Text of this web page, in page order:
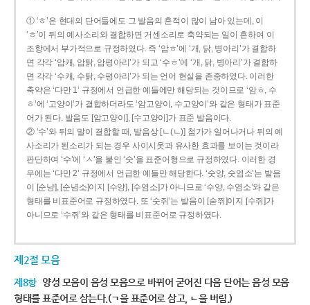
① ‘ㅎ’은 현대의 단어들에도 그 발음의 흔적이 많이 남아 있는데, 이
‘ㅎ’이 뒤의 예사소리와 결합하면 거센소리로 축약되는 일이 흔하여 이
조항에서 부가적으로 규정하였다. 즉 ‘암ㅎ’에 ‘개, 닭, 병아리’가 결합하
면 각각 ‘암캐, 암탉, 암평아리’가 되고 ‘수ㅎ’에 ‘개, 닭, 병아리’가 결합하
면 각각 ‘수캐, 수탉, 수평아리’가 되는 언어 현실을 존중하였다. 이러한
축약은 ‘다만 1’ 규정에서 언급한 예들에만 해당되는 것이므로 ‘암ㅎ, 수
ㅎ’에 ‘고양이’가 결합하더라도 ‘암고양이, 수고양이’와 같은 형태가 표준
어가 된다. 발음도 [암고양이], [수고양이]가 표준 발음이다.
② ‘수’와 뒤의 말이 결합할 때, 발음상 [ㄴ(ㄴ)] 첨가가 일어나거나 뒤의 예
사소리가 된소리가 되는 경우 사이시옷과 유사한 효과를 보이는 것이라
판단하여 ‘수’에 ‘ㅅ’을 붙인 ‘숫’을 표준어형으로 규정하였다. 이러한 경
우에는 ‘다만 2’ 규정에서 언급한 예들만 해당한다. ‘숫양, 숫염소’는 발음
이 [순냥], [순념소]이지 [수양], [수염소]가 아니므로 ‘수양, 수염소’와 같은
형태를 비표준어로 규정하였다. 또 ‘숫쥐’는 발음이 [숟쮜]이지 [수쥐]가
아니므로 ‘수쥐’와 같은 형태를 비표준어로 규정하였다.
제2절 모음
제8항 양성 모음이 음성 모음으로 바뀌어 굳어진 다음 단어는 음성 모음
형태를 표준어로 삼는다.(ㄱ을 표준어로 삼고, ㄴ을 버림.)